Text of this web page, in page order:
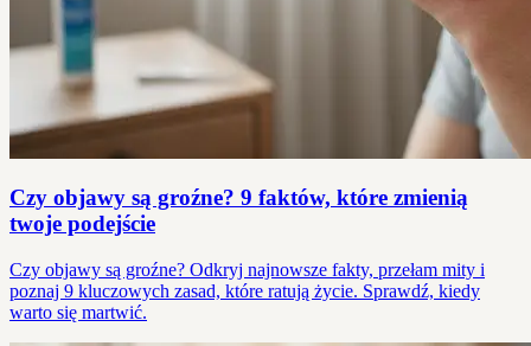
Czy objawy są groźne? 9 faktów, które zmienią
twoje podejście
Czy objawy są groźne? Odkryj najnowsze fakty, przełam mity i
poznaj 9 kluczowych zasad, które ratują życie. Sprawdź, kiedy
warto się martwić.